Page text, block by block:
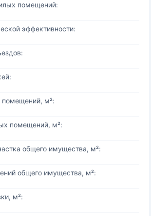
помещений:
эффективности:
м²:
помещений, м²:
общего имущества, м²:
общего имущества, м²:
м²: